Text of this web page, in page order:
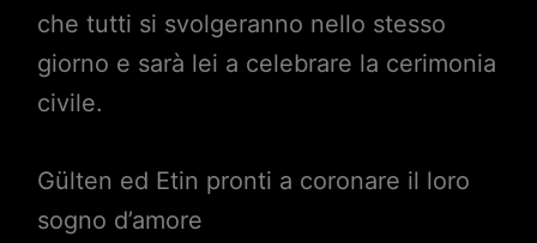
che tutti si svolgeranno nello stesso
giorno e sarà lei a celebrare la cerimonia
civile.
Gülten ed Etin pronti a coronare il loro
sogno d’amore